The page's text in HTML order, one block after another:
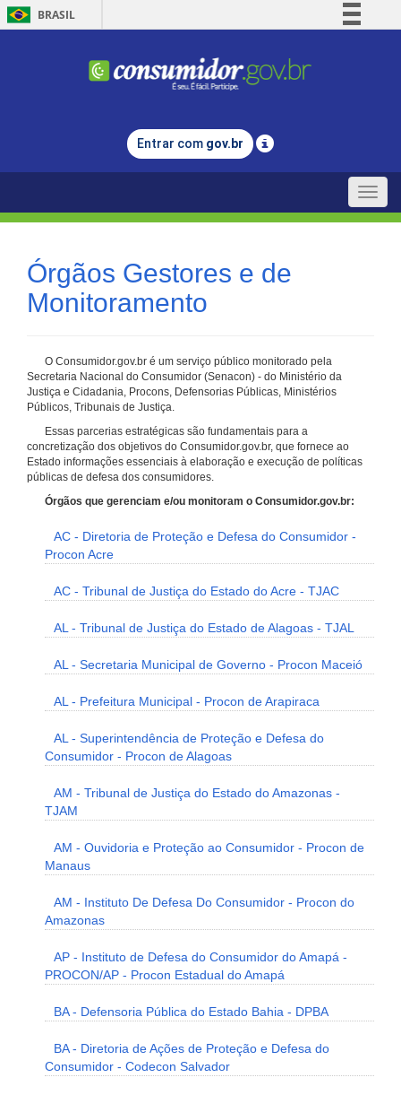
BRASIL
Comunica BR
Legislação
Entrar com gov.br
Toggle
Órgãos Gestores e de
Monitoramento
O Consumidor.gov.br é um serviço público monitorado pela
Secretaria Nacional do Consumidor (Senacon) - do Ministério da
Justiça e Cidadania, Procons, Defensorias Públicas, Ministérios
Públicos, Tribunais de Justiça.
Essas parcerias estratégicas são fundamentais para a
concretização dos objetivos do Consumidor.gov.br, que fornece ao
Estado informações essenciais à elaboração e execução de políticas
públicas de defesa dos consumidores.
Órgãos que gerenciam e/ou monitoram o Consumidor.gov.br:
AC - Diretoria de Proteção e Defesa do Consumidor -
Procon Acre
AC - Tribunal de Justiça do Estado do Acre - TJAC
AL - Tribunal de Justiça do Estado de Alagoas - TJAL
AL - Secretaria Municipal de Governo - Procon Maceió
AL - Prefeitura Municipal - Procon de Arapiraca
AL - Superintendência de Proteção e Defesa do
Consumidor - Procon de Alagoas
AM - Tribunal de Justiça do Estado do Amazonas -
TJAM
AM - Ouvidoria e Proteção ao Consumidor - Procon de
Manaus
AM - Instituto De Defesa Do Consumidor - Procon do
Amazonas
AP - Instituto de Defesa do Consumidor do Amapá -
PROCON/AP - Procon Estadual do Amapá
BA - Defensoria Pública do Estado Bahia - DPBA
BA - Diretoria de Ações de Proteção e Defesa do
Consumidor - Codecon Salvador